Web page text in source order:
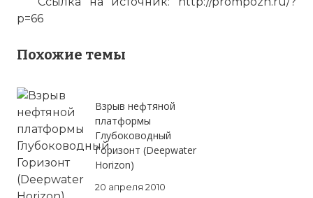
p=66
Похожие темы
Взрыв нефтяной
платформы
Глубоководный
Горизонт (Deepwater
Horizon)
20 апреля 2010